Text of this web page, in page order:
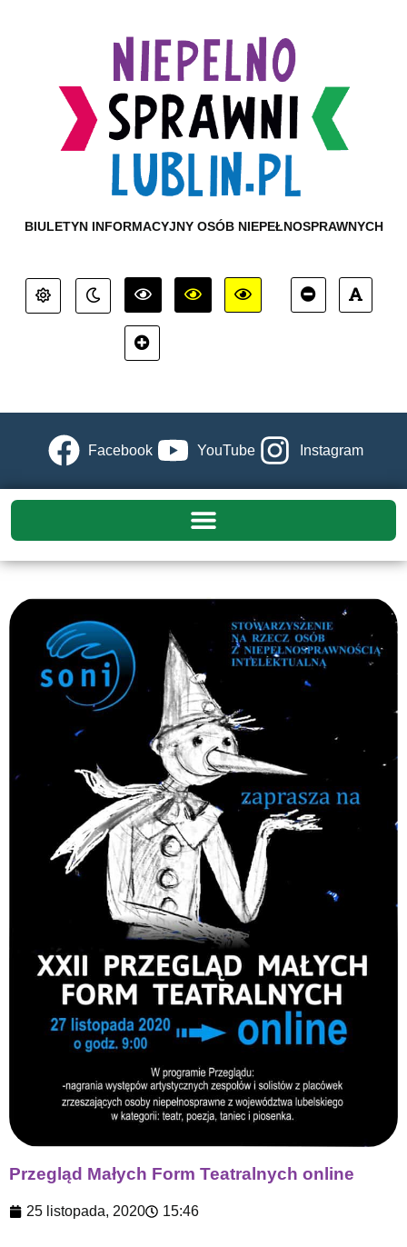
BIULETYN INFORMACYJNY OSÓB NIEPEŁNOSPRAWNYCH
Facebook YouTube Instagram
Przegląd Małych Form Teatralnych online
25 listopada, 2020 15:46